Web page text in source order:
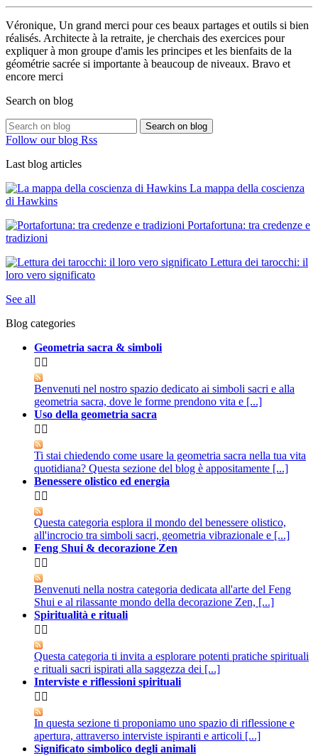
Véronique, Un grand merci pour ces beaux partages et outils si bien
réalisés. Architecte à la retraite, je cherchais des exercices pour
expliquer à mon groupe d'amis les principes et les bienfaits de la
géométrie sacrée si importante à beaucoup de niveaux. Bravo et
encore merci
Search on blog
Search on blog
Follow our blog Rss
Last blog articles
La mappa della coscienza
di Hawkins
Portafortuna: tra credenze e
tradizioni
Lettura dei tarocchi: il
loro vero significato
See all
Blog categories
Geometria sacra & simboli
 
Benvenuti nel nostro spazio dedicato ai simboli sacri e alla
geometria sacra, dove le forme prendono vita e [...]
Uso della geometria sacra
 
Ti stai chiedendo come usare la geometria sacra nella tua vita
quotidiana? Questa sezione del blog è appositamente [...]
Benessere olistico ed energia
 
Questa categoria esplora il mondo del benessere olistico,
all'incrocio tra simboli sacri, geometria vibrazionale e [...]
Feng Shui & decorazione Zen
 
Benvenuti nella nostra categoria dedicata all'arte del Feng
Shui e al rilassante mondo della decorazione Zen, [...]
Spiritualità e rituali
 
Questa categoria ti invita a esplorare potenti pratiche spirituali
e rituali sacri ispirati alla saggezza dei [...]
Interviste e riflessioni spirituali
 
In questa sezione ti proponiamo uno spazio di riflessione e
apertura, attraverso interviste ispiranti e articoli [...]
Significato simbolico degli animali